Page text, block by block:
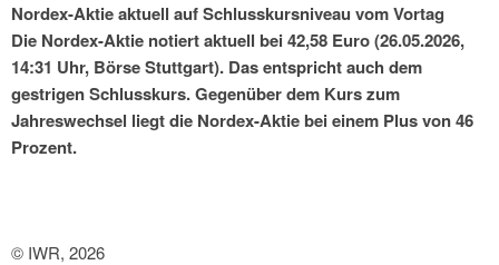
Nordex-Aktie aktuell auf Schlusskursniveau vom Vortag
Die Nordex-Aktie notiert aktuell bei 42,58 Euro (26.05.2026,
14:31 Uhr, Börse Stuttgart). Das entspricht auch dem
gestrigen Schlusskurs. Gegenüber dem Kurs zum
Jahreswechsel liegt die Nordex-Aktie bei einem Plus von 46
Prozent.
© IWR, 2026